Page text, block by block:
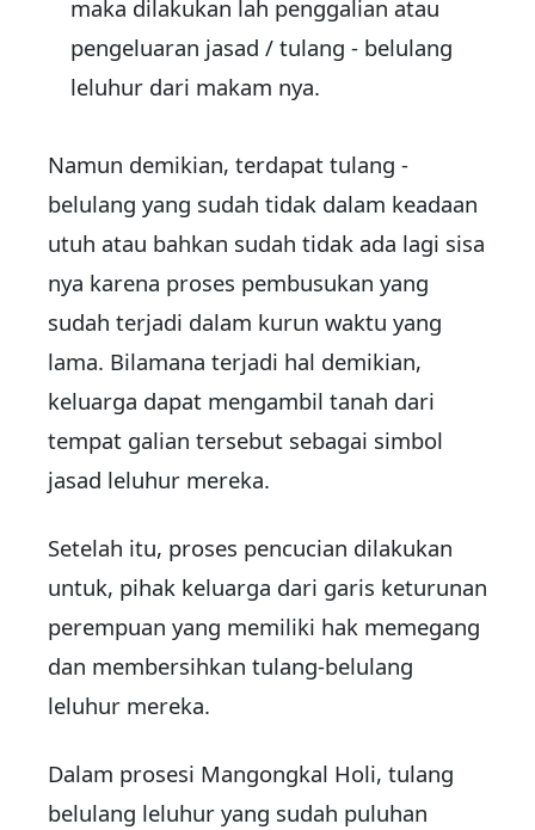
maka dilakukan lah penggalian atau
pengeluaran jasad / tulang - belulang
leluhur dari makam nya.
Namun demikian, terdapat tulang -
belulang yang sudah tidak dalam keadaan
utuh atau bahkan sudah tidak ada lagi sisa
nya karena proses pembusukan yang
sudah terjadi dalam kurun waktu yang
lama. Bilamana terjadi hal demikian,
keluarga dapat mengambil tanah dari
tempat galian tersebut sebagai simbol
jasad leluhur mereka.
Setelah itu, proses pencucian dilakukan
untuk, pihak keluarga dari garis keturunan
perempuan yang memiliki hak memegang
dan membersihkan tulang-belulang
leluhur mereka.
Dalam prosesi Mangongkal Holi, tulang
belulang leluhur yang sudah puluhan